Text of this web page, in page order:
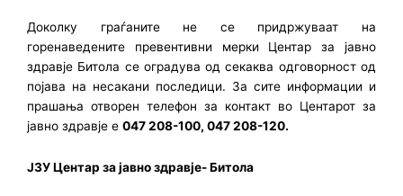
Доколку граѓаните не се придржуваат на
горенаведените превентивни мерки Центар за јавно
здравје Битола се оградува од секаква одговорност од
појава на несакани последици. За сите информации и
прашања отворен телефон за контакт во Центарот за
јавно здравје е 047 208-100, 047 208-120.
ЈЗУ Центар за јавно здравје- Битолa